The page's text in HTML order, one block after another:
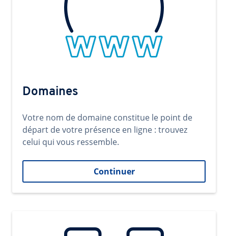
Domaines
Votre nom de domaine constitue le point de
départ de votre présence en ligne : trouvez
celui qui vous ressemble.
Continuer